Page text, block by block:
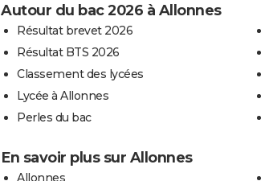
Autour du bac 2026 à Allonnes
Résultat brevet 2026
Résultat BTS 2026
Classement des lycées
Lycée à Allonnes
Perles du bac
En savoir plus sur Allonnes
Allonnes